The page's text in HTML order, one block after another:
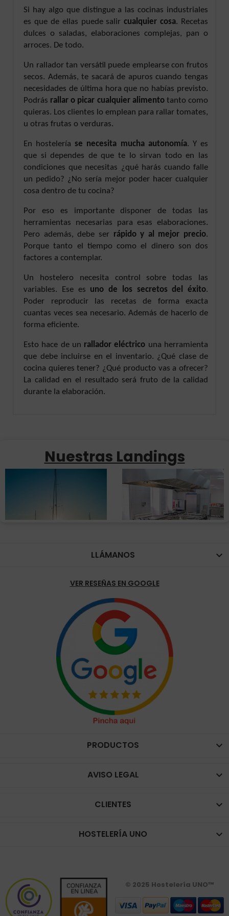
Si hay algo que distingue a las cocinas industriales
es que de ellas puede salircualquier cosa. Recetas
dulces o saladas, elaboraciones complejas, pan o
arroces. De todo.
Un rallador tan versátil puede emplearse con frutos
secos. Además, te sacará de apuros cuando tengas
necesidades de última hora que no habías previsto.
Podrás rallar o picar cualquier alimentotanto como
quieras. Los clientes lo emplean para rallar tomates,
u otras frutas o verduras.
En hosteleríase necesita mucha autonomía. Y es
que si dependes de que te lo sirvan todo en las
condiciones que necesitas ¿qué harás cuando falle
un pedido? ¿No sería mejor poder hacer cualquier
cosa dentro de tu cocina?
Por eso es importante disponer de todas las
herramientas necesarias para esas elaboraciones.
Pero además, debe ser rápido y al mejor precio.
Porque tanto el tiempo como el dinero son dos
factores a contemplar.
Un hostelero necesita control sobre todas las
variables. Ese es uno de los secretos del éxito.
Poder reproducir las recetas de forma exacta
cuantas veces sea necesario. Además de hacerlo de
forma eficiente.
Esto hace de un rallador eléctrico una herramienta
que debe incluirse en el inventario. ¿Qué clase de
cocina quieres tener? ¿Qué producto vas a ofrecer?
La calidad en el resultado será fruto de la calidad
durante la elaboración.
Nuestras Landings
LLÁMANOS 
VER RESEÑAS EN GOOGLE
PRODUCTOS 
AVISO LEGAL 
CLIENTES 
HOSTELERÍA UNO 
© 2025 Hostelería UNO™